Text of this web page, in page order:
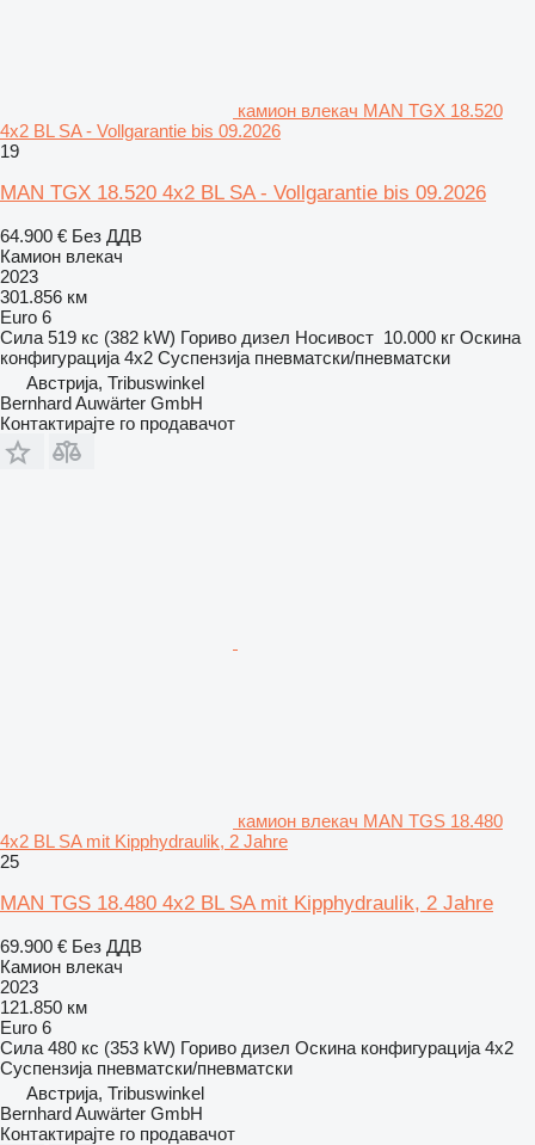
камион влекач MAN TGX 18.520
4x2 BL SA - Vollgarantie bis 09.2026
19
MAN TGX 18.520 4x2 BL SA - Vollgarantie bis 09.2026
64.900 € Без ДДВ
Камион влекач
2023
301.856 км
Euro 6
Сила 519 кс (382 kW) Гориво дизел Носивост 10.000 кг Оскина
конфигурација 4x2 Суспензија пневматски/пневматски
Австрија, Tribuswinkel
Bernhard Auwärter GmbH
Контактирајте го продавачот
камион влекач MAN TGS 18.480
4x2 BL SA mit Kipphydraulik, 2 Jahre
25
MAN TGS 18.480 4x2 BL SA mit Kipphydraulik, 2 Jahre
69.900 € Без ДДВ
Камион влекач
2023
121.850 км
Euro 6
Сила 480 кс (353 kW) Гориво дизел Оскина конфигурација 4x2
Суспензија пневматски/пневматски
Австрија, Tribuswinkel
Bernhard Auwärter GmbH
Контактирајте го продавачот